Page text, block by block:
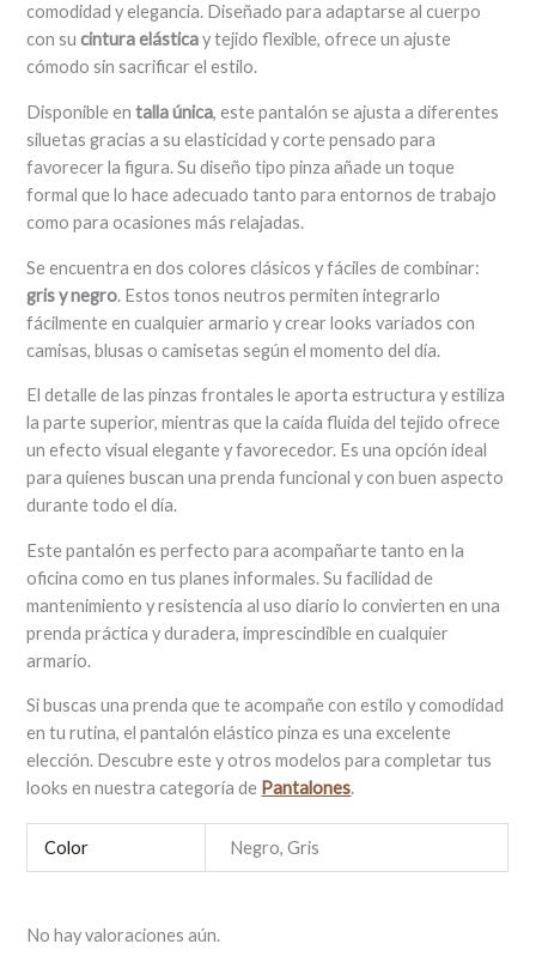
comodidad y elegancia. Diseñado para adaptarse al cuerpo
con sucintura elásticay tejido flexible, ofrece un ajuste
cómodo sin sacrificar el estilo.
Disponible entalla única, este pantalón se ajusta a diferentes
siluetas gracias a su elasticidad y corte pensado para
favorecer la figura. Su diseño tipo pinza añade un toque
formal que lo hace adecuado tanto para entornos de trabajo
como para ocasiones más relajadas.
Se encuentra en dos colores clásicos y fáciles de combinar:
gris y negro. Estos tonos neutros permiten integrarlo
fácilmente en cualquier armario y crear looks variados con
camisas, blusas o camisetas según el momento del día.
El detalle de las pinzas frontales le aporta estructura y estiliza
la parte superior, mientras que la caída fluida del tejido ofrece
un efecto visual elegante y favorecedor. Es una opción ideal
para quienes buscan una prenda funcional y con buen aspecto
durante todo el día.
Este pantalón es perfecto para acompañarte tanto en la
oficina como en tus planes informales. Su facilidad de
mantenimiento y resistencia al uso diario lo convierten en una
prenda práctica y duradera, imprescindible en cualquier
armario.
Si buscas una prenda que te acompañe con estilo y comodidad
en tu rutina, el pantalón elástico pinza es una excelente
elección. Descubre este y otros modelos para completar tus
looks en nuestra categoría de Pantalones.
Color Negro, Gris
No hay valoraciones aún.